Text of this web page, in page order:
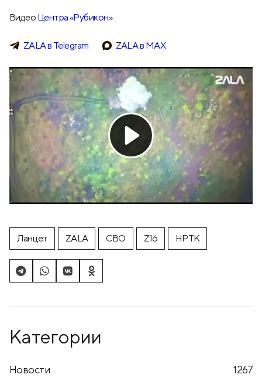
Видео Центра «Рубикон»
ZALA в Telegram ZALA в МАХ
Ланцет ZALA СВО Z16 НРТК
Категории
Новости 1267